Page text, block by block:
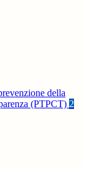
della
(PTPCT) 2